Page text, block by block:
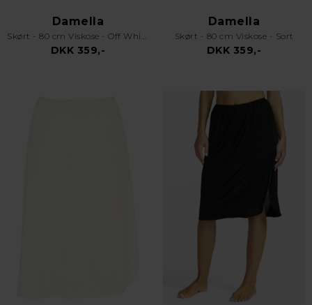
Damella
Skørt - 80 cm Viskose - Off White
DKK 359,-
Damella
Skørt - 80 cm Viskose - Sort
DKK 359,-